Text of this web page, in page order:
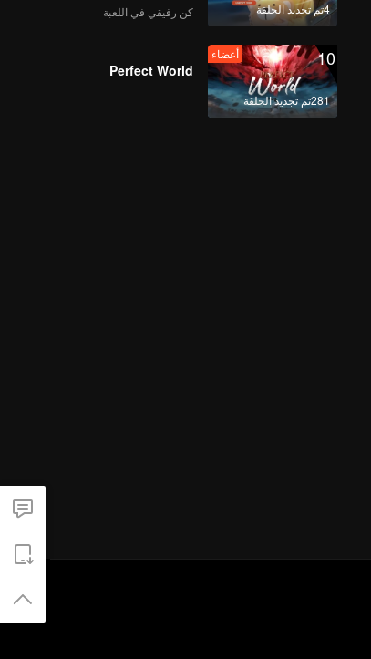
4تم تجديد الحلقة كن رفيقي في اللعبة
10
281تم تجديد الحلقة
أعضاء
Perfect World